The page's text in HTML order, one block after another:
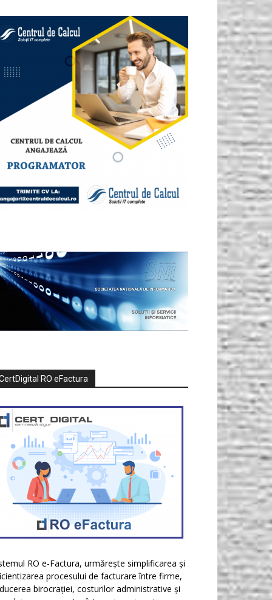
RO eFactura
RO e-Factura, urmărește simplificarea și
procesului de facturare între firme,
birocrației, costurilor administrative și